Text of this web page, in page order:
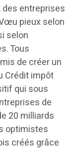
entreprises
pieux selon
selon
Tous
de créer un
Crédit impôt
qui sous
de
20 milliards
optimistes
créés grâce